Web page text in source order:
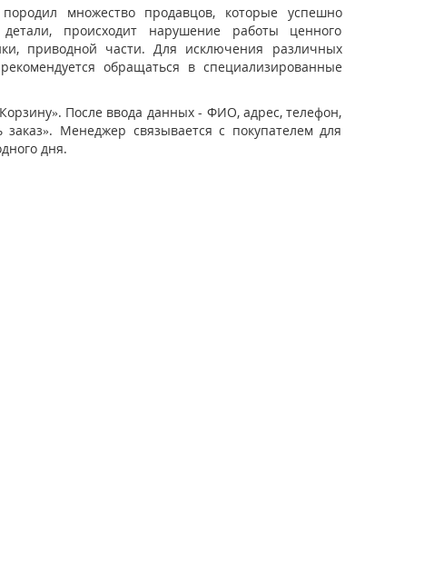
множество продавцов, которые успешно
происходит нарушение работы ценного
приводной части. Для исключения различных
обращаться в специализированные
После ввода данных - ФИО, адрес, телефон,
Менеджер связывается с покупателем для
дня.